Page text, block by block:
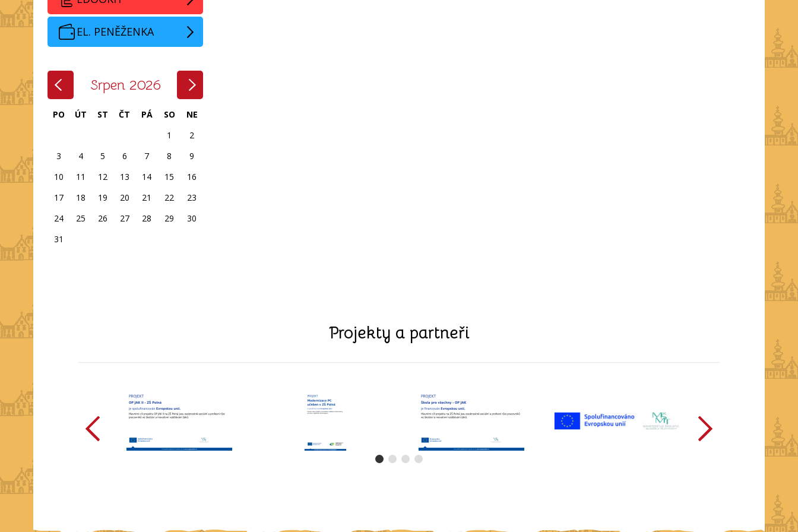
EL. PENĚŽENKA
Srpen 2026
PO ÚT ST ČT PÁ SO
NE
1
2
3
4 5 6 7 8
9
10
11 12 13 14 15
16
17
18 19 20 21 22
23
24
25 26 27 28 29
30
31
Projekty a partneři
předchozí